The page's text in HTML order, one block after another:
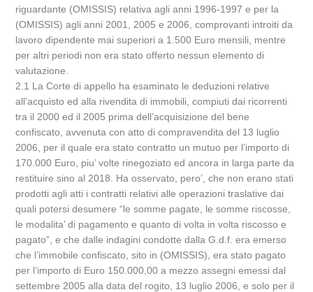
riguardante (OMISSIS) relativa agli anni 1996-1997 e per la
(OMISSIS) agli anni 2001, 2005 e 2006, comprovanti introiti da
lavoro dipendente mai superiori a 1.500 Euro mensili, mentre
per altri periodi non era stato offerto nessun elemento di
valutazione.
2.1 La Corte di appello ha esaminato le deduzioni relative
all’acquisto ed alla rivendita di immobili, compiuti dai ricorrenti
tra il 2000 ed il 2005 prima dell’acquisizione del bene
confiscato, avvenuta con atto di compravendita del 13 luglio
2006, per il quale era stato contratto un mutuo per l’importo di
170.000 Euro, piu’ volte rinegoziato ed ancora in larga parte da
restituire sino al 2018. Ha osservato, pero’, che non erano stati
prodotti agli atti i contratti relativi alle operazioni traslative dai
quali potersi desumere “le somme pagate, le somme riscosse,
le modalita’ di pagamento e quanto di volta in volta riscosso e
pagato”, e che dalle indagini condotte dalla G.d.f. era emerso
che l’immobile confiscato, sito in (OMISSIS), era stato pagato
per l’importo di Euro 150.000,00 a mezzo assegni emessi dal
settembre 2005 alla data del rogito, 13 luglio 2006, e solo per il